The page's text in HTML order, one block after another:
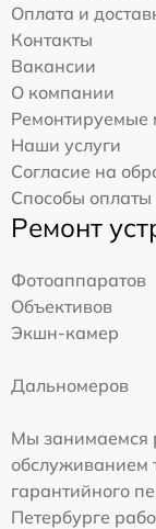
Оплата и
Контакты
Вакансии
О компании
Ремонтируемые
Наши услуги
Согласие на
Способы оплаты
Ремонт
Фотоаппаратов
Объективов
Экшн-камер
Дальномеров
Мы занимаемся
обслуживанием
гарантийного
Петербурге